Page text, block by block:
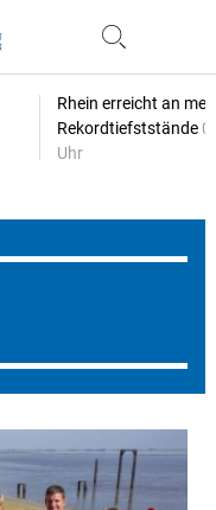
Rhein erreicht an
Rekordtiefststände
Uhr